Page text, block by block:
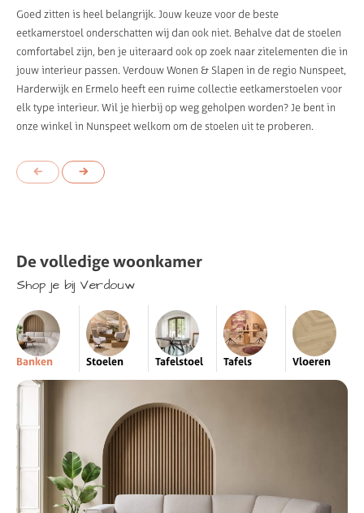
Goed zitten is heel belangrijk. Jouw keuze voor de beste
eetkamerstoel onderschatten wij dan ook niet. Behalve dat de stoelen
comfortabel zijn, ben je uiteraard ook op zoek naar zitelementen die in
jouw interieur passen. Verdouw Wonen & Slapen in de regio Nunspeet,
Harderwijk en Ermelo heeft een ruime collectie eetkamerstoelen voor
elk type interieur. Wil je hierbij op weg geholpen worden? Je bent in
onze winkel in Nunspeet welkom om de stoelen uit te proberen.
Devolledigewoonkamer
Shop je bij Verdouw
Banken Stoelen Tafelstoel Tafels Vloeren